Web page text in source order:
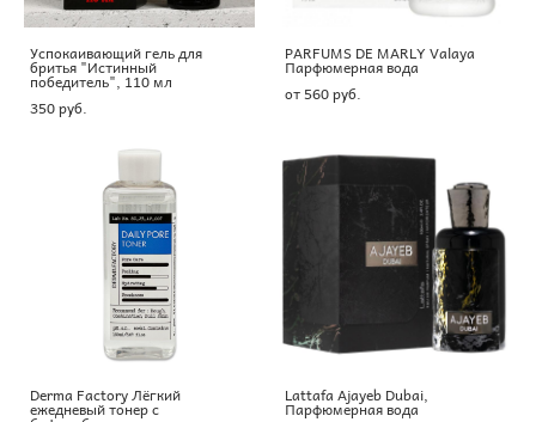
Успокаивающий гель для
бритья "Истинный
победитель", 110 мл
350 pуб.
PARFUMS DE MARLY Valaya
Парфюмерная вода
от 560 pуб.
Derma Factory Лёгкий
ежедневый тонер с
Lattafa Ajayeb Dubai,
Парфюмерная вода